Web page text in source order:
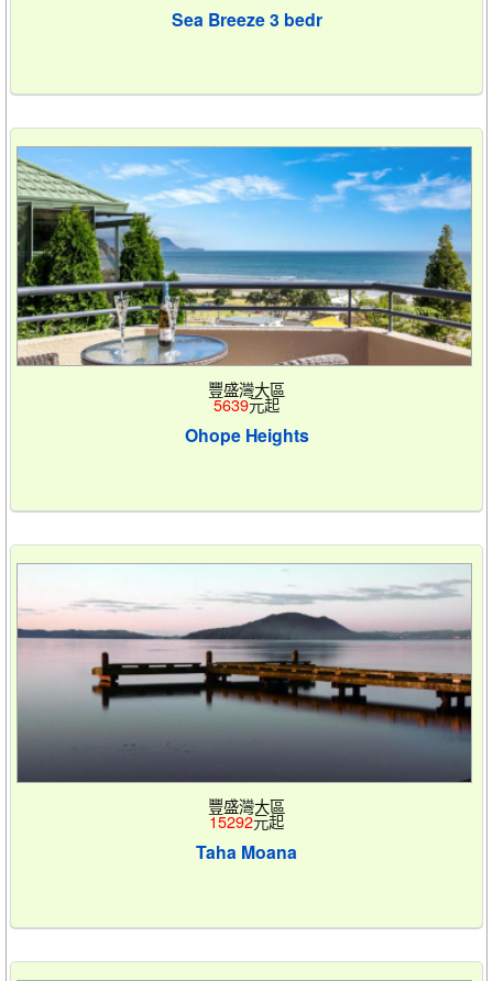
Sea Breeze 3 bedr
豐盛灣大區
5639元起
Ohope Heights
豐盛灣大區
15292元起
Taha Moana